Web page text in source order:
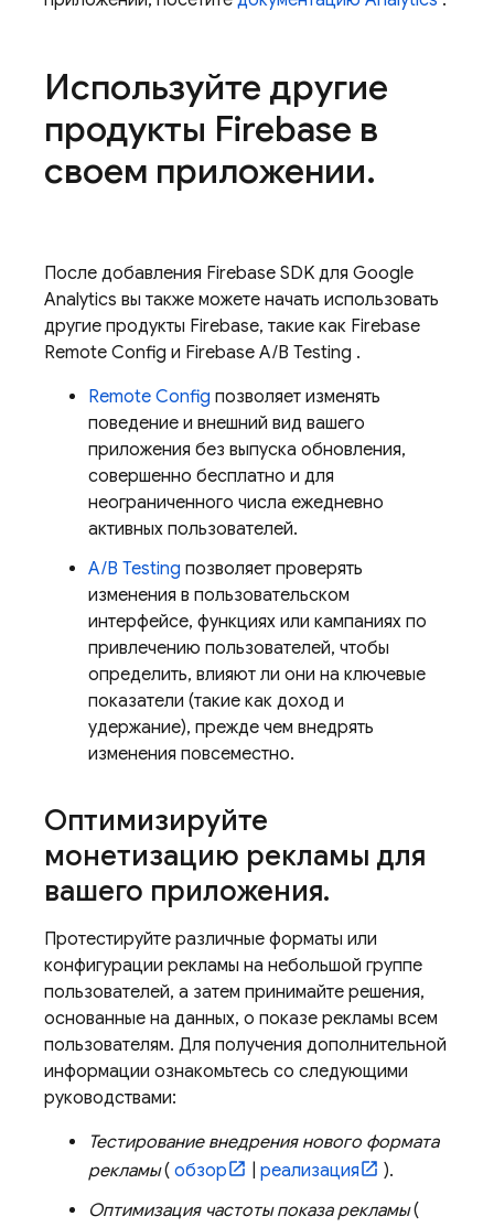
Используйте другие
продукты Firebase в
своем приложении.
После добавления Firebase SDK для Google
Analytics вы также можете начать использовать
другие продукты Firebase, такие как Firebase
Remote Config и Firebase A/B Testing .
Remote Config позволяет изменять
поведение и внешний вид вашего
приложения без выпуска обновления,
совершенно бесплатно и для
неограниченного числа ежедневно
активных пользователей.
A/B Testing позволяет проверять
изменения в пользовательском
интерфейсе, функциях или кампаниях по
привлечению пользователей, чтобы
определить, влияют ли они на ключевые
показатели (такие как доход и
удержание), прежде чем внедрять
изменения повсеместно.
Оптимизируйте
монетизацию рекламы для
вашего приложения.
Протестируйте различные форматы или
конфигурации рекламы на небольшой группе
пользователей, а затем принимайте решения,
основанные на данных, о показе рекламы всем
пользователям. Для получения дополнительной
информации ознакомьтесь со следующими
руководствами:
Тестирование внедрения нового формата
рекламы( обзор реализация
).
Оптимизация частоты показа рекламы(